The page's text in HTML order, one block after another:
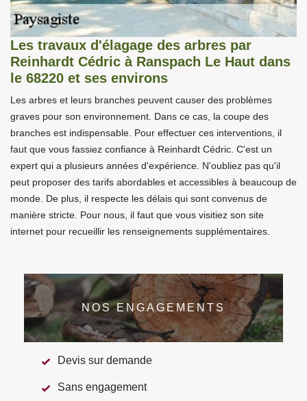
Les travaux d'élagage des arbres par
Reinhardt Cédric à Ranspach Le Haut dans
le 68220 et ses environs
Les arbres et leurs branches peuvent causer des problèmes
graves pour son environnement. Dans ce cas, la coupe des
branches est indispensable. Pour effectuer ces interventions, il
faut que vous fassiez confiance à Reinhardt Cédric. C'est un
expert qui a plusieurs années d'expérience. N'oubliez pas qu'il
peut proposer des tarifs abordables et accessibles à beaucoup de
monde. De plus, il respecte les délais qui sont convenus de
manière stricte. Pour nous, il faut que vous visitiez son site
internet pour recueillir les renseignements supplémentaires.
NOS ENGAGEMENTS
Devis sur demande
Sans engagement